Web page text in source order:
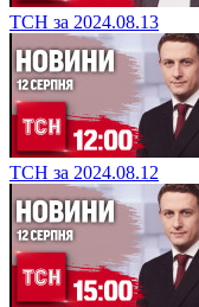
ТСН за 2024.08.13
ТСН за 2024.08.12